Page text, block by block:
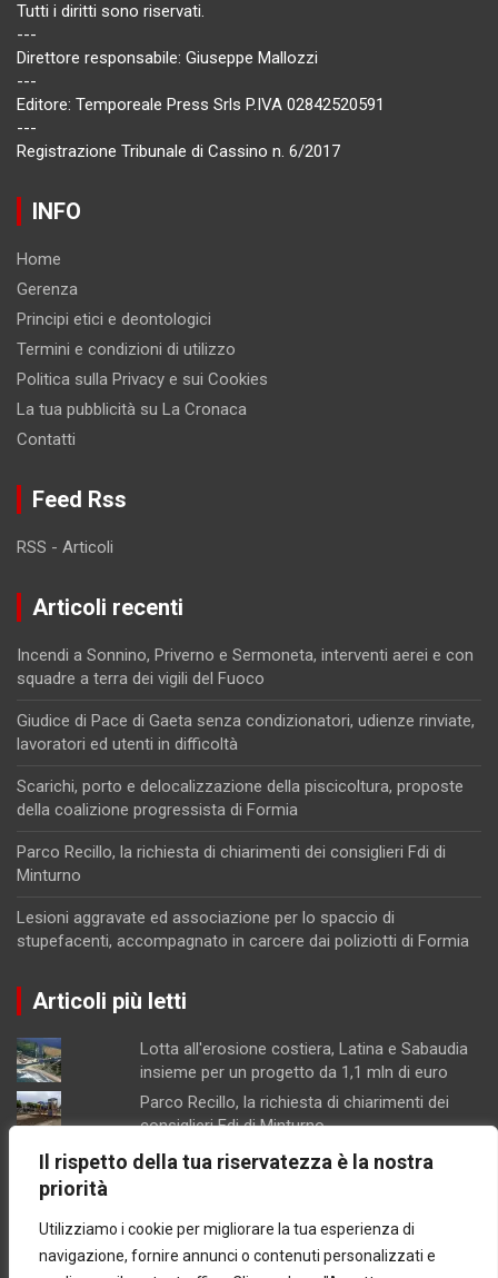
Il rispetto della tua riservatezza è la nostra
priorità
Utilizziamo i cookie per migliorare la tua esperienza di
navigazione, fornire annunci o contenuti personalizzati e
Tutti i diritti sono riservati.
---
Direttore responsabile: Giuseppe Mallozzi
---
Editore: Temporeale Press Srls P.IVA 02842520591
---
Registrazione Tribunale di Cassino n. 6/2017
INFO
Home
Gerenza
Principi etici e deontologici
Termini e condizioni di utilizzo
Politica sulla Privacy e sui Cookies
La tua pubblicità su La Cronaca
Contatti
Feed Rss
RSS - Articoli
Articoli recenti
Incendi a Sonnino, Priverno e Sermoneta, interventi aerei e con
squadre a terra dei vigili del Fuoco
Giudice di Pace di Gaeta senza condizionatori, udienze rinviate,
lavoratori ed utenti in difficoltà
Scarichi, porto e delocalizzazione della piscicoltura, proposte
della coalizione progressista di Formia
Parco Recillo, la richiesta di chiarimenti dei consiglieri Fdi di
Minturno
Lesioni aggravate ed associazione per lo spaccio di
stupefacenti, accompagnato in carcere dai poliziotti di Formia
Articoli più letti
Lotta all'erosione costiera, Latina e Sabaudia
insieme per un progetto da 1,1 mln di euro
Parco Recillo, la richiesta di chiarimenti dei
consiglieri Fdi di Minturno
Lesioni aggravate ed associazione per lo
Scarichi, porto e delocalizzazione della
piscicoltura, proposte della coalizione